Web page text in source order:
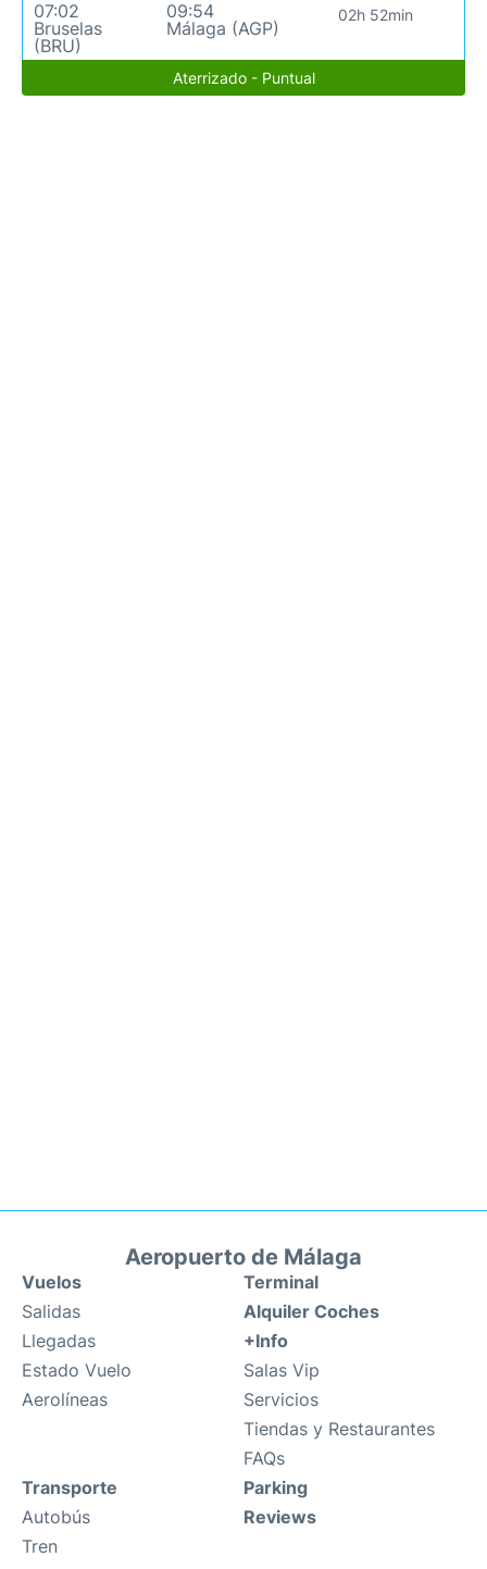
07:02
Bruselas
(BRU)
09:54
Málaga (AGP)
02h 52min
Aterrizado - Puntual
Aeropuerto de Málaga
Vuelos
Salidas
Llegadas
Estado Vuelo
Aerolíneas
Terminal
Alquiler Coches
+Info
Salas Vip
Servicios
Tiendas y Restaurantes
FAQs
Transporte
Autobús
Tren
Parking
Reviews